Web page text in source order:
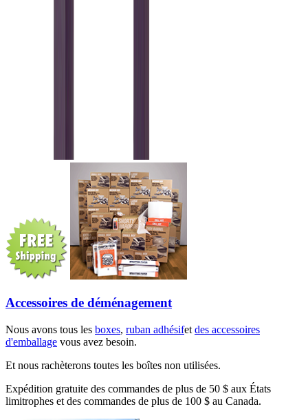
Accessoires de déménagement
Nous avons tous les boxes, ruban adhésifet des accessoires
d'emballage vous avez besoin.
Et nous rachèterons toutes les boîtes non utilisées.
Expédition gratuite des commandes de plus de 50 $ aux États
limitrophes et des commandes de plus de 100 $ au Canada.